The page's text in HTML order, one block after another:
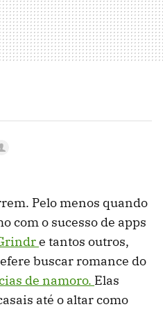
Pelo menos quando
com o sucesso de apps
e tantos outros,
buscar romance do
de namoro. Elas
até o altar como